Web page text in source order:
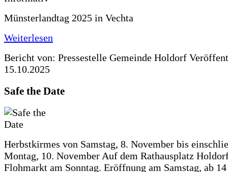
Münsterlandtag 2025 in Vechta
Weiterlesen
Bericht von: Pressestelle Gemeinde Holdorf
15.10.2025
Safe the Date
Herbstkirmes von Samstag, 8. November bis
Montag, 10. November Auf dem Rathausplatz
Flohmarkt am Sonntag. Eröffnung am Samstag, ab